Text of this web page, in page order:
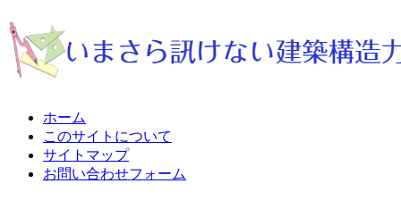
ホーム
このサイトについて
サイトマップ
お問い合わせフォーム